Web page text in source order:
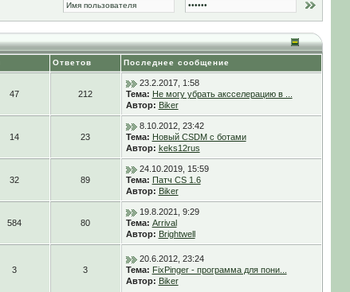
Ответов Последнее сообщение
47 212
23.2.2017, 1:58
Тема: Не могу убрать аксселерацию в ...
Автор: Biker
14 23
8.10.2012, 23:42
Тема: Новый CSDM с ботами
Автор: keks12rus
32 89
24.10.2019, 15:59
Тема: Патч CS 1.6
Автор: Biker
584 80
19.8.2021, 9:29
Тема: Arrival
Автор: Brightwell
3 3
20.6.2012, 23:24
Тема: FixPinger - программа для пони...
Автор: Biker